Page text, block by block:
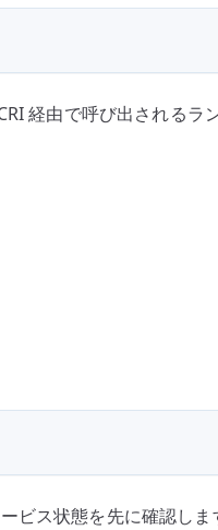
由で呼び出されるラ
ス状態を先に確認しま